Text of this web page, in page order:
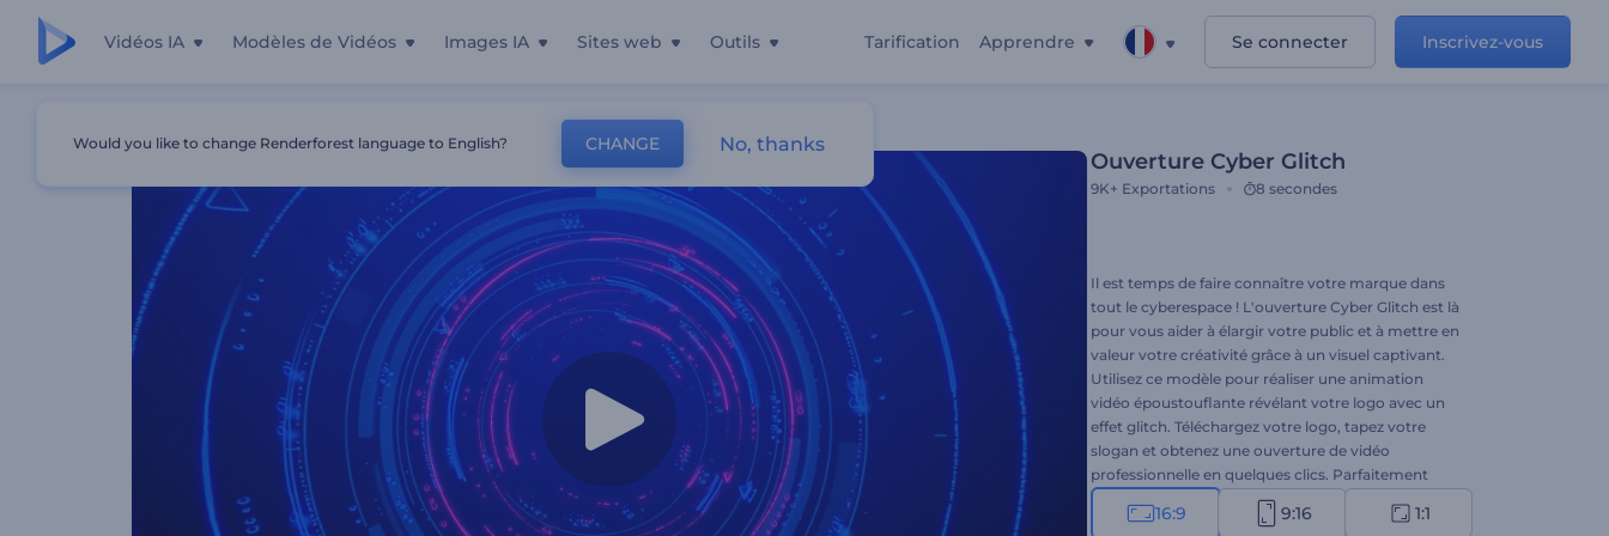
Vidéos IA Modèles de Vidéos Images IA Sites web Outils Tarification Apprendre Se connecter Inscrivez-vous
Ouverture Cyber Glitch
9K+ Exportations 8 secondes
Il est temps de faire connaître votre marque dans
tout le cyberespace ! L'ouverture Cyber Glitch est là
pour vous aider à élargir votre public et à mettre en
valeur votre créativité grâce à un visuel captivant.
Utilisez ce modèle pour réaliser une animation
vidéo époustouflante révélant votre logo avec un
effet glitch. Téléchargez votre logo, tapez votre
slogan et obtenez une ouverture de vidéo
professionnelle en quelques clics. Parfaitement
adapté à la promotion de marques, aux publicités
télévisées, aux présentations d'entreprises
16:9 9:16 1:1
Would you like to change Renderforest language to English? CHANGE No, thanks